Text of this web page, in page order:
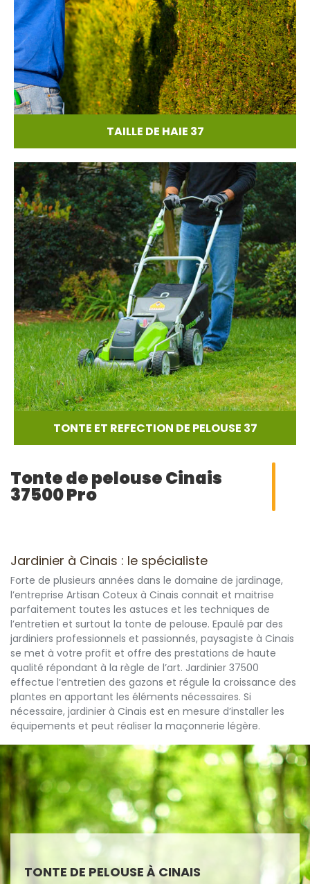
TAILLE DE HAIE 37
TONTE ET REFECTION DE PELOUSE 37
Tonte de pelouse Cinais
37500 Pro
Jardinier à Cinais : le spécialiste
Forte de plusieurs années dans le domaine de jardinage,
l’entreprise Artisan Coteux à Cinais connait et maitrise
parfaitement toutes les astuces et les techniques de
l’entretien et surtout la tonte de pelouse. Epaulé par des
jardiniers professionnels et passionnés, paysagiste à Cinais
se met à votre profit et offre des prestations de haute
qualité répondant à la règle de l’art. Jardinier 37500
effectue l’entretien des gazons et régule la croissance des
plantes en apportant les éléments nécessaires. Si
nécessaire, jardinier à Cinais est en mesure d’installer les
équipements et peut réaliser la maçonnerie légère.
TONTE DE PELOUSE À CINAIS